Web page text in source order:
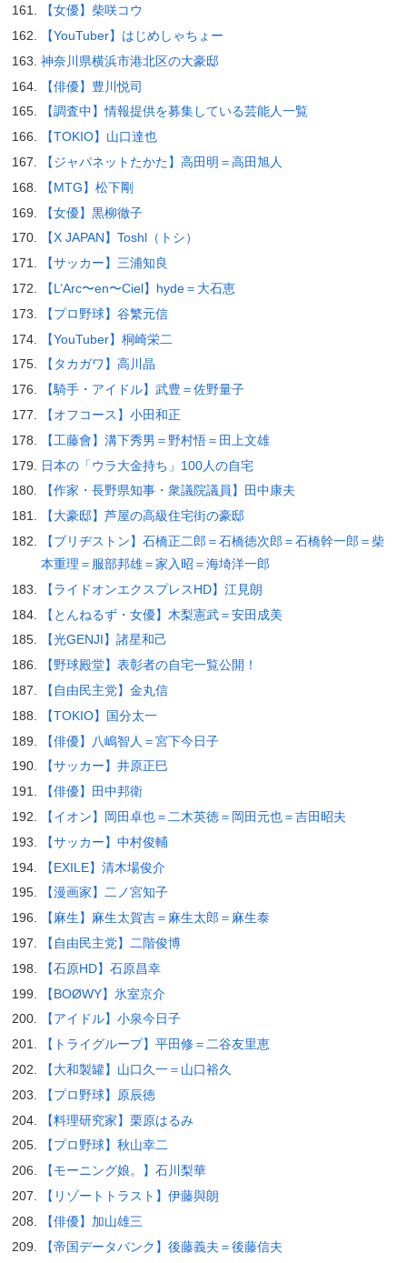
【女優】柴咲コウ
【YouTuber】はじめしゃちょー
神奈川県横浜市港北区の大豪邸
【俳優】豊川悦司
【調査中】情報提供を募集している芸能人一覧
【TOKIO】山口達也
【ジャパネットたかた】高田明＝高田旭人
【MTG】松下剛
【女優】黒柳徹子
【X JAPAN】Toshl（トシ）
【サッカー】三浦知良
【L’Arc〜en〜Ciel】hyde＝大石恵
【プロ野球】谷繁元信
【YouTuber】桐崎栄二
【タカガワ】高川晶
【騎手・アイドル】武豊＝佐野量子
【オフコース】小田和正
【工藤會】溝下秀男＝野村悟＝田上文雄
日本の「ウラ大金持ち」100人の自宅
【作家・長野県知事・衆議院議員】田中康夫
【大豪邸】芦屋の高級住宅街の豪邸
【ブリヂストン】石橋正二郎＝石橋徳次郎＝石橋幹一郎＝柴
本重理＝服部邦雄＝家入昭＝海埼洋一郎
【ライドオンエクスプレスHD】江見朗
【とんねるず・女優】木梨憲武＝安田成美
【光GENJI】諸星和己
【野球殿堂】表彰者の自宅一覧公開！
【自由民主党】金丸信
【TOKIO】国分太一
【俳優】八嶋智人＝宮下今日子
【サッカー】井原正巳
【俳優】田中邦衛
【イオン】岡田卓也＝二木英徳＝岡田元也＝吉田昭夫
【サッカー】中村俊輔
【EXILE】清木場俊介
【漫画家】二ノ宮知子
【麻生】麻生太賀吉＝麻生太郎＝麻生泰
【自由民主党】二階俊博
【石原HD】石原昌幸
【BOØWY】氷室京介
【アイドル】小泉今日子
【トライグループ】平田修＝二谷友里恵
【大和製罐】山口久一＝山口裕久
【プロ野球】原辰徳
【料理研究家】栗原はるみ
【プロ野球】秋山幸二
【モーニング娘。】石川梨華
【リゾートトラスト】伊藤與朗
【俳優】加山雄三
【帝国データバンク】後藤義夫＝後藤信夫